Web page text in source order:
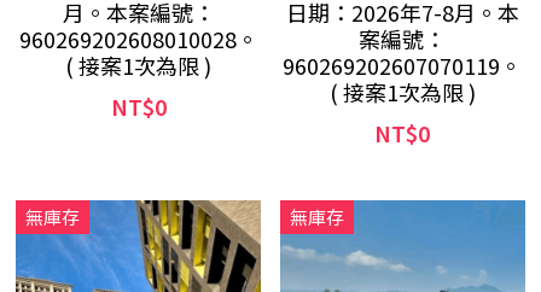
月。本案編號：
960269202608010028。
( 接案1次為限 )
NT$0
日期：2026年7-8月。本
案編號：
960269202607070119。
( 接案1次為限 )
NT$0
無庫存 無庫存